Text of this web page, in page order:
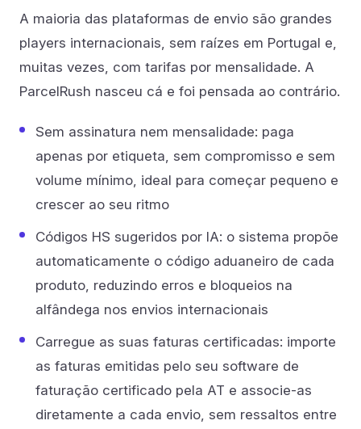
A maioria das plataformas de envio são grandes
players internacionais, sem raízes em Portugal e,
muitas vezes, com tarifas por mensalidade. A
ParcelRush nasceu cá e foi pensada ao contrário.
Sem assinatura nem mensalidade: paga
apenas por etiqueta, sem compromisso e sem
volume mínimo, ideal para começar pequeno e
crescer ao seu ritmo
Códigos HS sugeridos por IA: o sistema propõe
automaticamente o código aduaneiro de cada
produto, reduzindo erros e bloqueios na
alfândega nos envios internacionais
Carregue as suas faturas certificadas: importe
as faturas emitidas pelo seu software de
faturação certificado pela AT e associe-as
diretamente a cada envio, sem ressaltos entre